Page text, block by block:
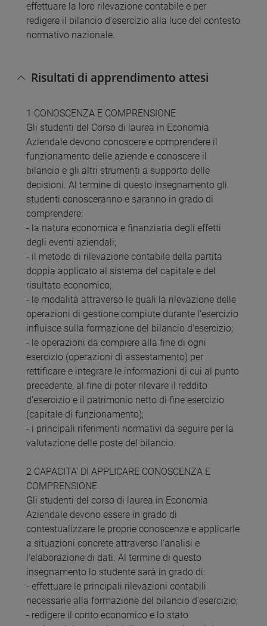
effettuare la loro rilevazione contabile e per
redigere il bilancio d'esercizio alla luce del contesto
normativo nazionale.
Risultati di apprendimento attesi
1 CONOSCENZA E COMPRENSIONE
Gli studenti del Corso di laurea in Economia
Aziendale devono conoscere e comprendere il
funzionamento delle aziende e conoscere il
bilancio e gli altri strumenti a supporto delle
decisioni. Al termine di questo insegnamento gli
studenti conosceranno e saranno in grado di
comprendere:
- la natura economica e finanziaria degli effetti
degli eventi aziendali;
- il metodo di rilevazione contabile della partita
doppia applicato al sistema del capitale e del
risultato economico;
- le modalità attraverso le quali la rilevazione delle
operazioni di gestione compiute durante l'esercizio
influisce sulla formazione del bilancio d'esercizio;
- le operazioni da compiere alla fine di ogni
esercizio (operazioni di assestamento) per
rettificare e integrare le informazioni di cui al punto
precedente, al fine di poter rilevare il reddito
d'esercizio e il patrimonio netto di fine esercizio
(capitale di funzionamento);
- i principali riferimenti normativi da seguire per la
valutazione delle poste del bilancio.
2 CAPACITA' DI APPLICARE CONOSCENZA E
COMPRENSIONE
Gli studenti del corso di laurea in Economia
Aziendale devono essere in grado di
contestualizzare le proprie conoscenze e applicarle
a situazioni concrete attraverso l'analisi e
l'elaborazione di dati. Al termine di questo
insegnamento lo studente sarà in grado di:
- effettuare le principali rilevazioni contabili
necessarie alla formazione del bilancio d'esercizio;
- redigere il conto economico e lo stato